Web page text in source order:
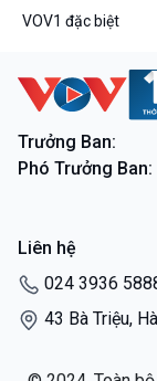
VOV1 đặc biệt
Trưởng Ban:
Phó Trưởng Ban:
Liên hệ
024 3936
43 Bà Triệu,